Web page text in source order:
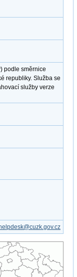
podle směrnice
republiky. Služba se
služby verze